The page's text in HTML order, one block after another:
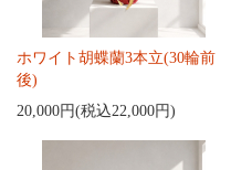
ホワイト胡蝶蘭3本立(30輪前
後)
20,000円(税込22,000円)